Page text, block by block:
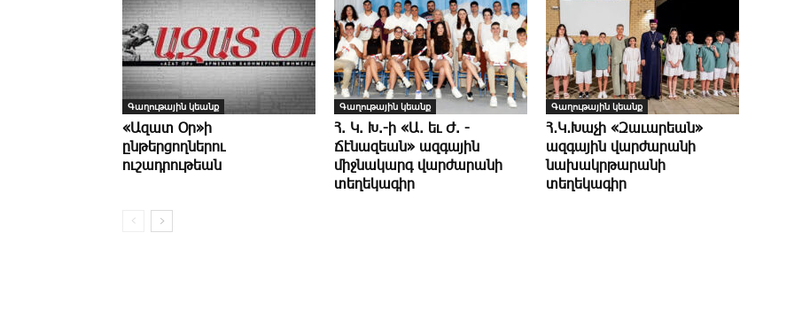
Գաղութային կեանք
«Ազատ Օր»ի
ընթերցողներու
ուշադրութեան
Գաղութային կեանք
Հ. Կ. Խ.-ի «Ա. եւ Ժ. ­
Ճէնազեան» ազգային
միջնակարգ վարժարանի
տեղեկագիր
Գաղութային կեանք
Հ․Կ․Խաչի «Զաւարեան»
ազգային վարժարանի
նախակրթարանի
տեղեկագիր